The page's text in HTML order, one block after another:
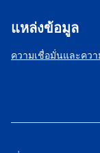
แหล่งข้อมูล
ความเชื่อมั่นและคว